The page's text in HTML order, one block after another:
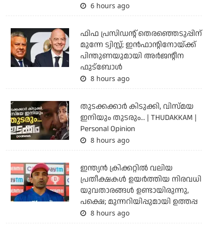
6 hours ago
ഫിഫ പ്രസിഡന്റ് തെരഞ്ഞെടുപ്പിന്
മുന്നേ ട്വിസ്റ്റ്; ഇന്‍ഫാന്റിനോയ്ക്ക്
പിന്തുണയുമായി അര്‍ജന്റീന
ഫുട്‌ബോള്‍
8 hours ago
തുടക്കക്കാര്‍ കിടുക്കി, വിസ്മയ
ഇനിയും തുടരും... | THUDAKKAM |
Personal Opinion
8 hours ago
ഇന്ത്യന്‍ ക്രിക്കറ്റില്‍ വലിയ
പ്രതീക്ഷകള്‍ ഉയര്‍ത്തിയ നിരവധി
യുവതാരങ്ങള്‍ ഉണ്ടായിരുന്നു,
പക്ഷെ; മുന്നറിയിപ്പുമായി ഉത്തപ്പ
8 hours ago